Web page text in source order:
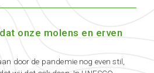
onze molens en erven
door de pandemie nog even stil,